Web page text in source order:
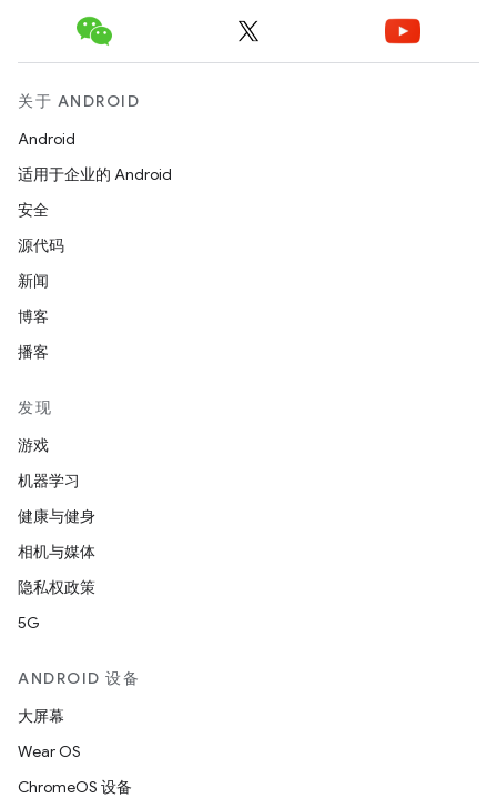
关于 ANDROID
Android
适用于企业的 Android
安全
源代码
新闻
博客
播客
发现
游戏
机器学习
健康与健身
相机与媒体
隐私权政策
5G
ANDROID 设备
大屏幕
Wear OS
ChromeOS 设备